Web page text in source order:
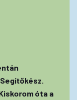
óta a